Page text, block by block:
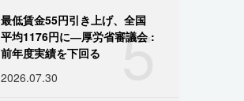
5
最低賃金55円引き上げ、全国
平均1176円に―厚労省審議会 :
前年度実績を下回る
2026.07.30